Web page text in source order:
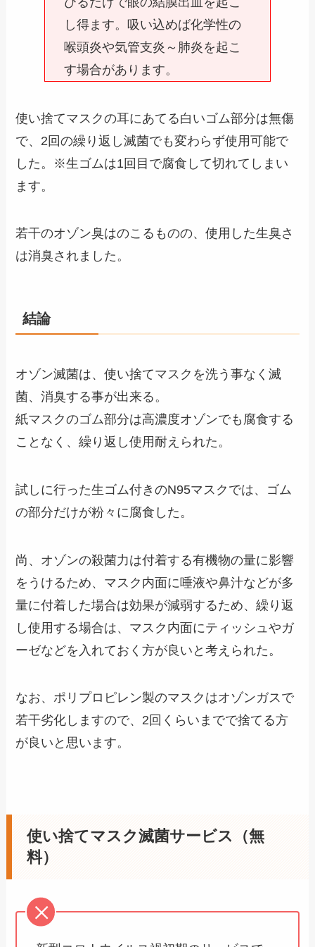
し得ます。吸い込めば化学性の
喉頭炎や気管支炎～肺炎を起こ
す場合があります。
使い捨てマスクの耳にあてる白いゴム部分は無傷
で、2回の繰り返し滅菌でも変わらず使用可能で
した。※生ゴムは1回目で腐食して切れてしまい
ます。
若干のオゾン臭はのこるものの、使用した生臭さ
は消臭されました。
結論
オゾン滅菌は、使い捨てマスクを洗う事なく滅
菌、消臭する事が出来る。
紙マスクのゴム部分は高濃度オゾンでも腐食する
ことなく、繰り返し使用耐えられた。
試しに行った生ゴム付きのN95マスクでは、ゴム
の部分だけが粉々に腐食した。
尚、オゾンの殺菌力は付着する有機物の量に影響
をうけるため、マスク内面に唾液や鼻汁などが多
量に付着した場合は効果が減弱するため、繰り返
し使用する場合は、マスク内面にティッシュやガ
ーゼなどを入れておく方が良いと考えられた。
なお、ポリプロピレン製のマスクはオゾンガスで
若干劣化しますので、2回くらいまでで捨てる方
が良いと思います。
使い捨てマスク滅菌サービス（無
料）